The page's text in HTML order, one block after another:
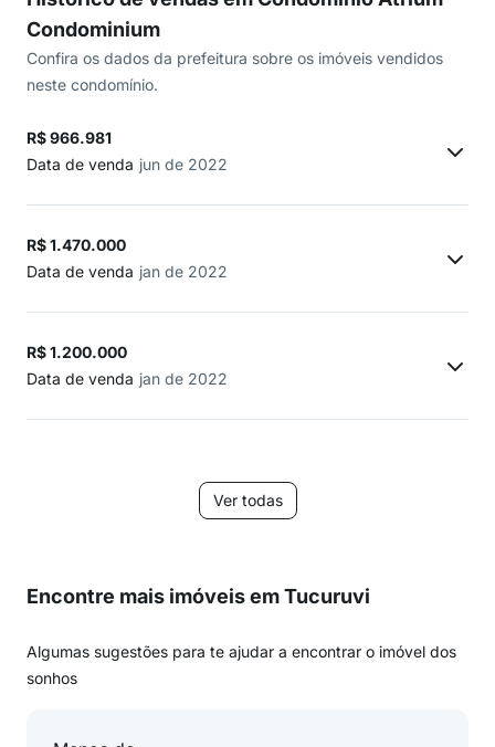
Condominium
Confira os dados da prefeitura sobre os imóveis vendidos
neste condomínio.
R$ 966.981
Data de venda jun de 2022
R$ 1.470.000
Data de venda jan de 2022
R$ 1.200.000
Data de venda jan de 2022
Ver todas
Encontre mais imóveis em Tucuruvi
Algumas sugestões para te ajudar a encontrar o imóvel dos
sonhos